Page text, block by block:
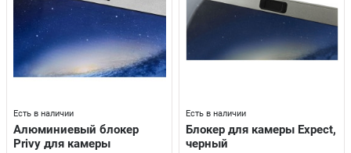
Есть в наличии
Алюминиевый блокер
Privy для камеры
Есть в наличии
Блокер для камеры Expect,
черный